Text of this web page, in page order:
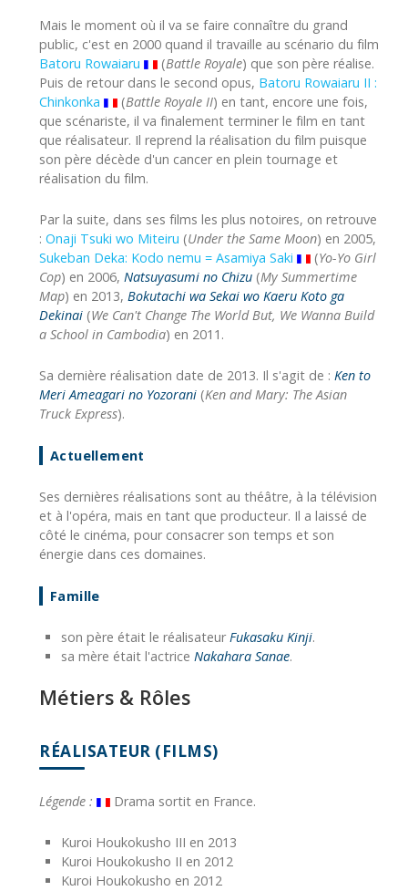
Mais le moment où il va se faire connaître du grand
public, c'est en 2000 quand il travaille au scénario du film
Batoru Rowaiaru
(Battle Royale) que son père réalise.
Puis de retour dans le second opus, Batoru Rowaiaru II :
Chinkonka
(Battle Royale II) en tant, encore une fois,
que scénariste, il va finalement terminer le film en tant
que réalisateur. Il reprend la réalisation du film puisque
son père décède d'un cancer en plein tournage et
réalisation du film.
Par la suite, dans ses films les plus notoires, on retrouve
: Onaji Tsuki wo Miteiru (Under the Same Moon) en 2005,
Sukeban Deka: Kodo nemu = Asamiya Saki
(Yo-Yo Girl
Cop) en 2006, Natsuyasumi no Chizu (My Summertime
Map) en 2013, Bokutachi wa Sekai wo Kaeru Koto ga
Dekinai (We Can't Change The World But, We Wanna Build
a School in Cambodia) en 2011.
Sa dernière réalisation date de 2013. Il s'agit de : Ken to
Meri Ameagari no Yozorani (Ken and Mary: The Asian
Truck Express).
Actuellement
Ses dernières réalisations sont au théâtre, à la télévision
et à l'opéra, mais en tant que producteur. Il a laissé de
côté le cinéma, pour consacrer son temps et son
énergie dans ces domaines.
Famille
son père était le réalisateurFukasaku Kinji.
sa mère était l'actrice Nakahara Sanae.
Métiers & Rôles
RÉALISATEUR (FILMS)
Légende : Drama sortit en France.
Kuroi Houkokusho III en 2013
Kuroi Houkokusho II en 2012
Kuroi Houkokusho en 2012